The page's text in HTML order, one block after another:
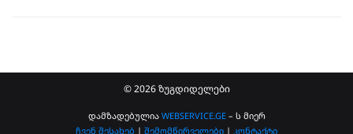
© 2026 ზუგდიდელები
დამზადებულია WEBSERVICE.GE– ს მიერ
ჩვენ შესახებ | შემომწირველები | კონტაქტი